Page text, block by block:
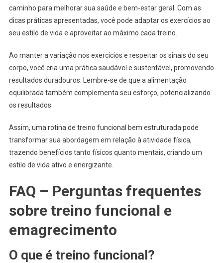
caminho para melhorar sua saúde e bem-estar geral. Com as
dicas práticas apresentadas, você pode adaptar os exercícios ao
seu estilo de vida e aproveitar ao máximo cada treino.
Ao manter a variação nos exercícios e respeitar os sinais do seu
corpo, você cria uma prática saudável e sustentável, promovendo
resultados duradouros. Lembre-se de que a alimentação
equilibrada também complementa seu esforço, potencializando
os resultados.
Assim, uma rotina de treino funcional bem estruturada pode
transformar sua abordagem em relação à atividade física,
trazendo benefícios tanto físicos quanto mentais, criando um
estilo de vida ativo e energizante.
FAQ – Perguntas frequentes
sobre treino funcional e
emagrecimento
O que é treino funcional?